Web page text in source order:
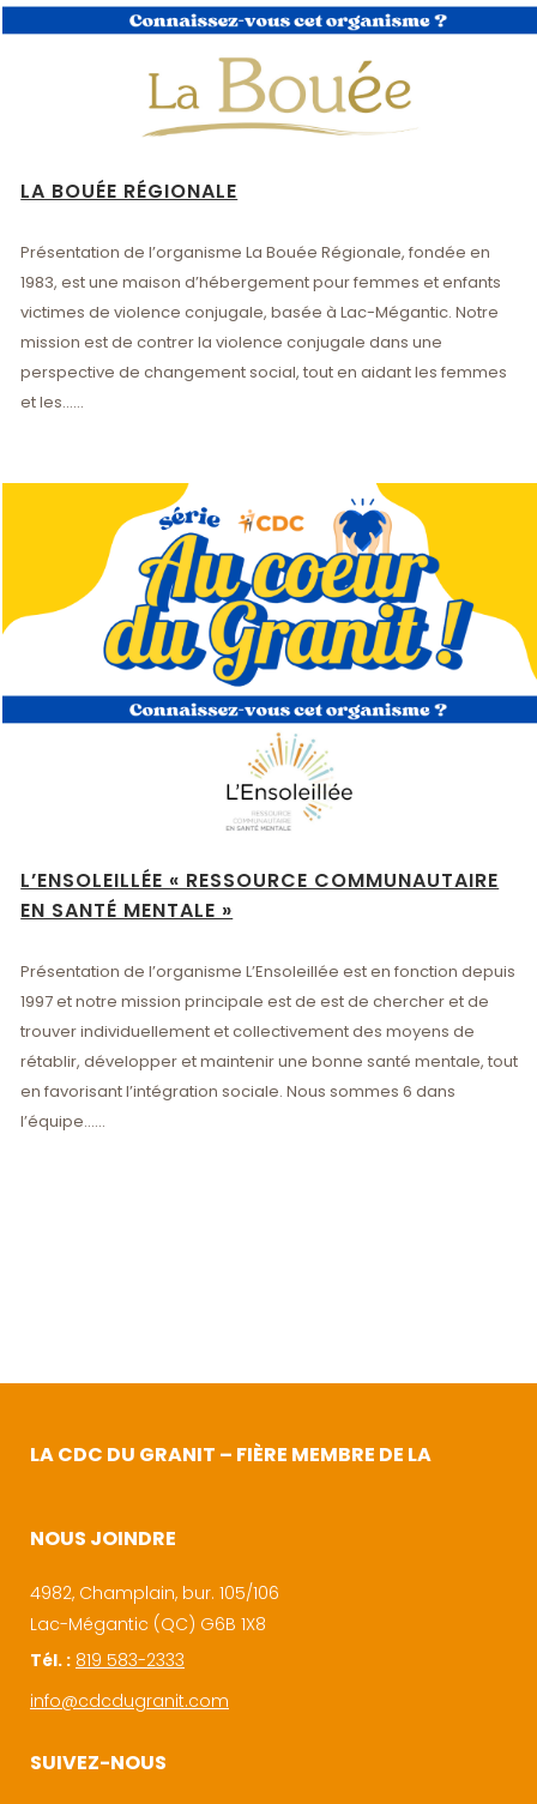
LA BOUÉE RÉGIONALE
Présentation de l’organisme La Bouée Régionale, fondée en
1983, est une maison d’hébergement pour femmes et enfants
victimes de violence conjugale, basée à Lac-Mégantic. Notre
mission est de contrer la violence conjugale dans une
perspective de changement social, tout en aidant les femmes
et les......
L’ENSOLEILLÉE « RESSOURCE COMMUNAUTAIRE
EN SANTÉ MENTALE »
Présentation de l’organisme L’Ensoleillée est en fonction depuis
1997 et notre mission principale est de est de chercher et de
trouver individuellement et collectivement des moyens de
rétablir, développer et maintenir une bonne santé mentale, tout
en favorisant l’intégration sociale. Nous sommes 6 dans
l’équipe......
LA CDC DU GRANIT – FIÈRE MEMBRE DE LA
NOUS JOINDRE
4982, Champlain, bur. 105/106
Lac-Mégantic (QC) G6B 1X8
Tél. : 819 583-2333
info@cdcdugranit.com
SUIVEZ-NOUS